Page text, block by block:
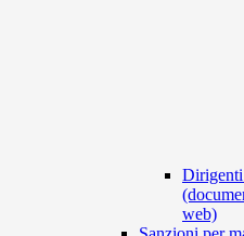
Dirigenti
web)